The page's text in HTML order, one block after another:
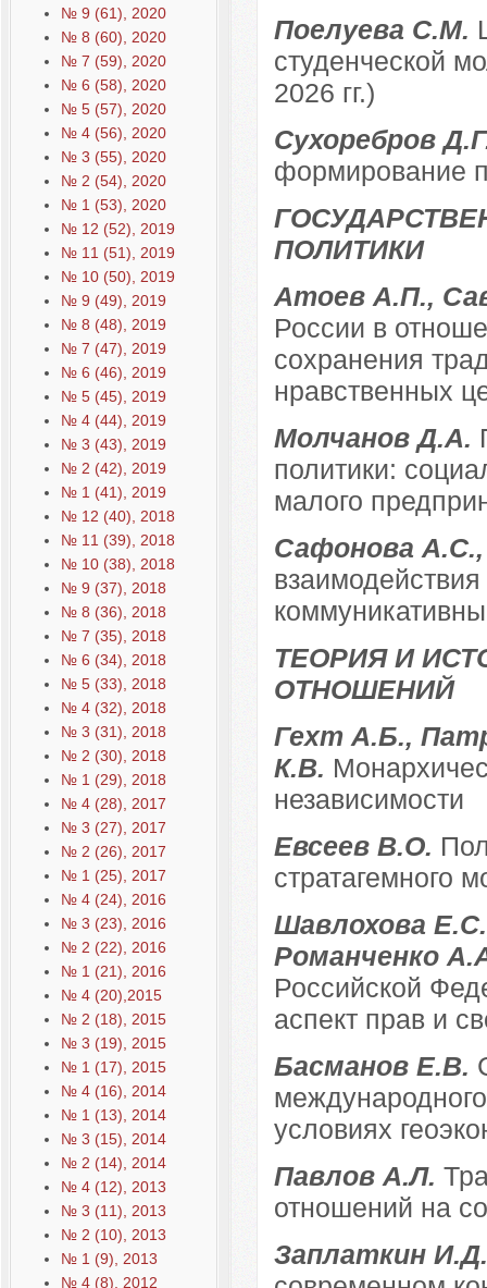
№ 9 (61), 2020
№ 8 (60), 2020
№ 7 (59), 2020
№ 6 (58), 2020
№ 5 (57), 2020
№ 4 (56), 2020
№ 3 (55), 2020
№ 2 (54), 2020
№ 1 (53), 2020
№ 12 (52), 2019
№ 11 (51), 2019
№ 10 (50), 2019
№ 9 (49), 2019
№ 8 (48), 2019
№ 7 (47), 2019
№ 6 (46), 2019
№ 5 (45), 2019
№ 4 (44), 2019
№ 3 (43), 2019
№ 2 (42), 2019
№ 1 (41), 2019
№ 12 (40), 2018
№ 11 (39), 2018
№ 10 (38), 2018
№ 9 (37), 2018
№ 8 (36), 2018
№ 7 (35), 2018
№ 6 (34), 2018
№ 5 (33), 2018
№ 4 (32), 2018
№ 3 (31), 2018
№ 2 (30), 2018
№ 1 (29), 2018
№ 4 (28), 2017
№ 3 (27), 2017
№ 2 (26), 2017
№ 1 (25), 2017
№ 4 (24), 2016
№ 3 (23), 2016
№ 2 (22), 2016
№ 1 (21), 2016
№ 4 (20),2015
№ 2 (18), 2015
№ 3 (19), 2015
№ 1 (17), 2015
№ 4 (16), 2014
№ 1 (13), 2014
№ 3 (15), 2014
№ 2 (14), 2014
№ 4 (12), 2013
№ 3 (11), 2013
№ 2 (10), 2013
№ 1 (9), 2013
№ 4 (8), 2012
Поелуева С.М.
студенческой
2026 гг.)
Сухоребров
формирование
ПОЛИТИКИ
Атоев А.П.,
России в
сохранения
нравственных
Молчанов Д.А.
политики:
малого
Сафонова
ТЕОРИЯ И
ОТНОШЕНИЙ
Гехт А.Б.,
К.В.
независимости
Евсеев В.О.
стратагемного
Шавлохова
Романченко
Российской
аспект прав и
Басманов Е.В.
условиях
Павлов А.Л.
отношений на
Заплаткин